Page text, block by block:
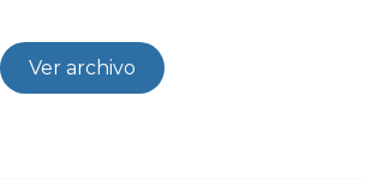
Ver archivo